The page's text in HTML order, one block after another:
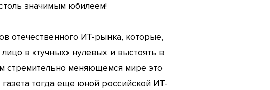
значимым юбилеем!
отечественного ИТ-рынка, которые,
в «тучных» нулевых и выстоять в
стремительно меняющемся мире это
тогда еще юной российской ИТ-